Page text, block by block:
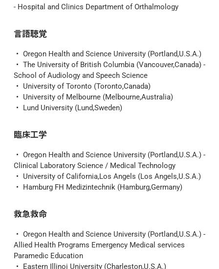
- Hospital and Clinics Department of Orthalmology
言語聴覚
Oregon Health and Science University (Portland,U.S.A.)
The University of British Columbia (Vancouver,Canada) -
School of Audiology and Speech Science
University of Toronto (Toronto,Canada)
University of Melbourne (Melbourne,Australia)
Lund University (Lund,Sweden)
臨床工学
Oregon Health and Science University (Portland,U.S.A.) -
Clinical Laboratory Science / Medical Technology
University of California,Los Angels (Los Angels,U.S.A.)
Hamburg FH Medizintechnik (Hamburg,Germany)
救急救命
Oregon Health and Science University (Portland,U.S.A.) -
Allied Health Programs Emergency Medical services
Paramedic Education
Eastern Illinoi University (Charleston,U.S.A.)